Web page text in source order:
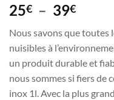
25€ – 39€Plage
prix :
25€
à
39€
Nous savons que toutes
nuisibles à
un produit durable et
nous sommes si fiers
inox 1l. Avec la plus